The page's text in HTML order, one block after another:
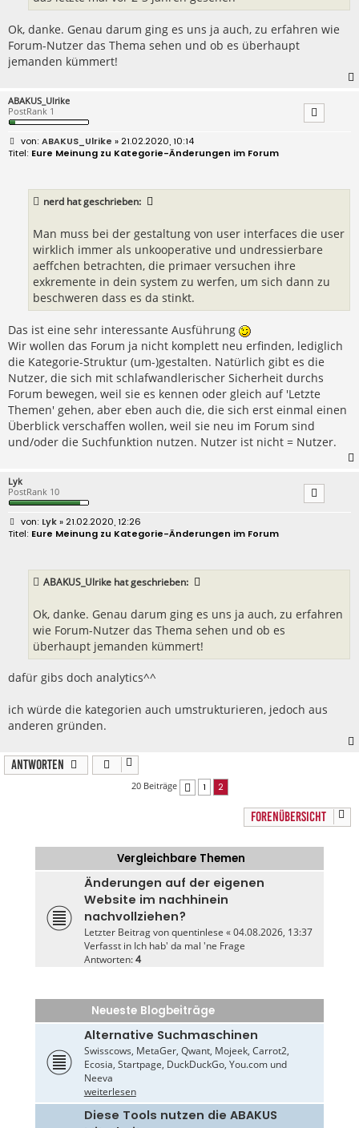
Ok, danke. Genau darum ging es uns ja auch, zu erfahren wie
Forum-Nutzer das Thema sehen und ob es überhaupt
jemanden kümmert!
ABAKUS_Ulrike
PostRank 1
B
e
ABAKUS_Ulrike » 21.02.2020, 10:14
Eure Meinung zu Kategorie-Änderungen im Forum
nerd hat geschrieben:
Man muss bei der gestaltung von user interfaces die user
wirklich immer als unkooperative und undressierbare
aeffchen betrachten, die primaer versuchen ihre
exkremente in dein system zu werfen, um sich dann zu
beschweren dass es da stinkt.
Das ist eine sehr interessante Ausführung
Wir wollen das Forum ja nicht komplett neu erfinden, lediglich
die Kategorie-Struktur (um-)gestalten. Natürlich gibt es die
Nutzer, die sich mit schlafwandlerischer Sicherheit durchs
Forum bewegen, weil sie es kennen oder gleich auf 'Letzte
Themen' gehen, aber eben auch die, die sich erst einmal einen
Überblick verschaffen wollen, weil sie neu im Forum sind
und/oder die Suchfunktion nutzen. Nutzer ist nicht = Nutzer.
Lyk
PostRank 10
B
e
Lyk» 21.02.2020, 12:26
Eure Meinung zu Kategorie-Änderungen im Forum
ABAKUS_Ulrike hat geschrieben:
Ok, danke. Genau darum ging es uns ja auch, zu erfahren
wie Forum-Nutzer das Thema sehen und ob es
überhaupt jemanden kümmert!
dafür gibs doch analytics^^
ich würde die kategorien auch umstrukturieren, jedoch aus
anderen gründen.
Antworten
20 Beiträge Vorherige
1 2
FORENÜBERSICHT
Vergleichbare Themen
Änderungen auf der eigenen
Website im nachhinein
nachvollziehen?
Letzter Beitrag vonquentinlese «04.08.2026, 13:37
Verfasst in Ich hab' da mal 'ne Frage
Antworten:4
Neueste Blogbeiträge
Alternative Suchmaschinen
Swisscows, MetaGer, Qwant, Mojeek, Carrot2,
Ecosia, Startpage, DuckDuckGo, You.com und
Neeva
weiterlesen
Diese Tools nutzen die ABAKUS